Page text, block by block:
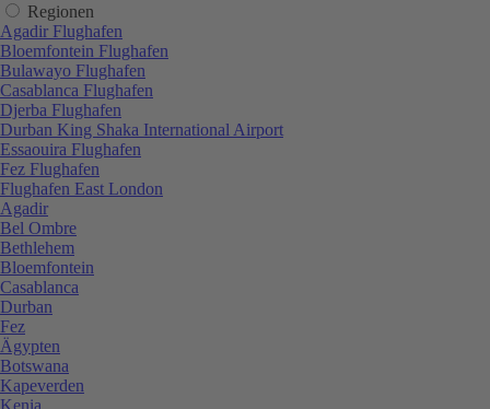
Regionen
Agadir Flughafen
Bloemfontein Flughafen
Bulawayo Flughafen
Casablanca Flughafen
Djerba Flughafen
Durban King Shaka International Airport
Essaouira Flughafen
Fez Flughafen
Flughafen East London
Agadir
Bel Ombre
Bethlehem
Bloemfontein
Casablanca
Durban
Fez
Ägypten
Botswana
Kapeverden
Kenia